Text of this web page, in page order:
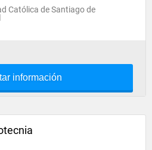
Católica de Santiago de
información